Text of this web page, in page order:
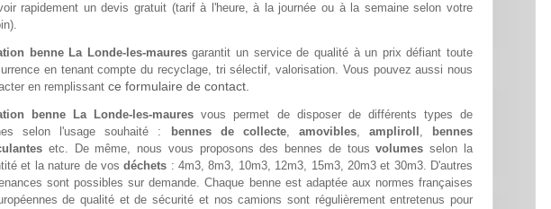
rapidement un devis gratuit (tarif à l'heure, à la journée ou à la semaine selon votre
benne La Londe-les-mauresgarantit un service de qualité à un prix défiant toute
en tenant compte du recyclage, tri sélectif, valorisation. Vous pouvez aussi nous
en remplissant ce formulaire de contact.
benne La Londe-les-maures vous permet de disposer de différents types de
selon l'usage souhaité :
bennes de collecte, amovibles, ampliroll ,
bennes
etc. De même, nous vous proposons des bennes de tousvolumes selon la
et la nature de vosdéchets : 4m3, 8m3, 10m3, 12m3, 15m3, 20m3 et 30m3. D'autres
sont possibles sur demande. Chaque benne est adaptée aux normes françaises
de qualité et de sécurité et nos camions sont régulièrement entretenus pour